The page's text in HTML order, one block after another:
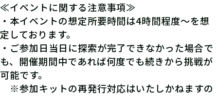
≪イベントに関する注意事項≫
・本イベントの想定所要時間は4時間程度～を想
定しております。
・ご参加日当日に探索が完了できなかった場合で
も、開催期間中であれば何度でも続きから挑戦が
可能です。
※参加キットの再発行対応はいたしかねますの